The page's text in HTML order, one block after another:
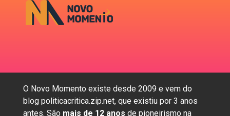
O Novo Momento existe desde 2009 e vem do
blog politicacritica.zip.net, que existiu por 3 anos
antes. São mais de 12 anos de pioneirismo na